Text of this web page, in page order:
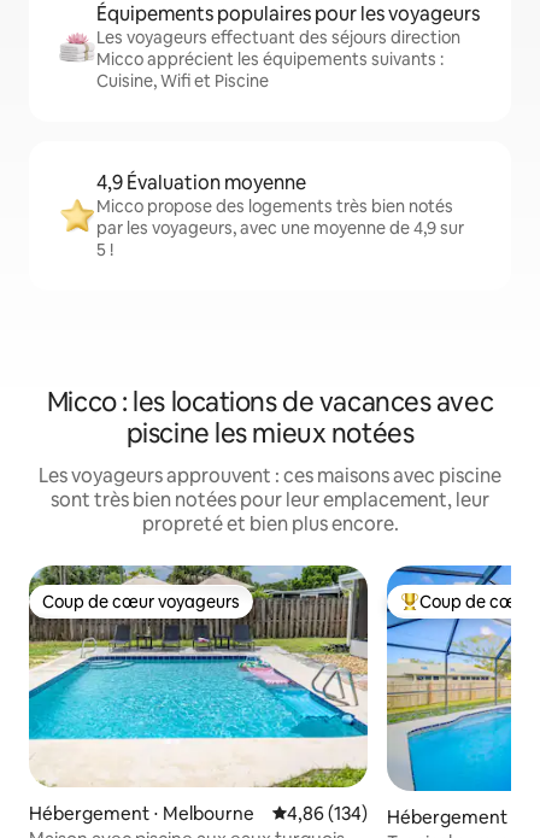
Équipements populaires pour les voyageurs
Les voyageurs effectuant des séjours direction
Micco apprécient les équipements suivants :
Cuisine, Wifi et Piscine
4,9 Évaluation moyenne
Micco propose des logements très bien notés
par les voyageurs, avec une moyenne de 4,9 sur
5 !
Micco : les locations de vacances avec
piscine les mieux notées
Les voyageurs approuvent : ces maisons avec piscine
sont très bien notées pour leur emplacement, leur
propreté et bien plus encore.
Coup de cœur voyageurs
Coup de cœur voyageurs
Hébergement ⋅ Melbourne Évaluation moyenne sur la
4,86 (134)
Coups de cœur
Coup de cœur
Hébergement ⋅